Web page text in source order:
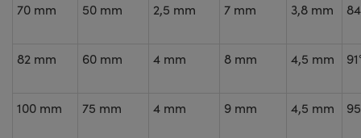
70 mm 50 mm 2,5 mm 7 mm 3,8 mm
82 mm 60 mm 4 mm 8 mm 4,5 mm
100 mm 75 mm 4 mm 9 mm 4,5 mm